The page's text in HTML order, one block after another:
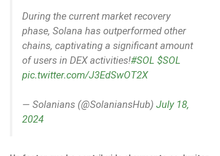
During the current market recovery
phase, Solana has outperformed other
chains, captivating a significant amount
of users in DEX activities!#SOL $SOL
pic.twitter.com/J3EdSwOT2X
— Solanians (@SolaniansHub) July 18,
2024